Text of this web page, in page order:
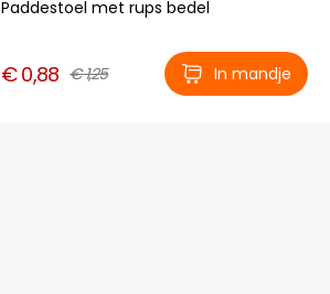
Paddestoel met rups bedel
€ 0,88 € 1,25 In mandje